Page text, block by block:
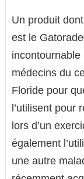
Un produit
est le
médecins du
Floride pour
l’utilisent pour
lors d’un
également
une autre